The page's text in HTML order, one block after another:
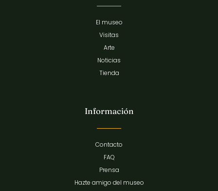
El museo
Visitas
Arte
Noticias
Tienda
Información
Contacto
FAQ
Prensa
Hazte amigo del museo